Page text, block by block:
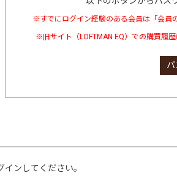
※すでにログイン経験のある会員は「会員
※旧サイト（LOFTMAN EQ）での購買履
ンしてください。